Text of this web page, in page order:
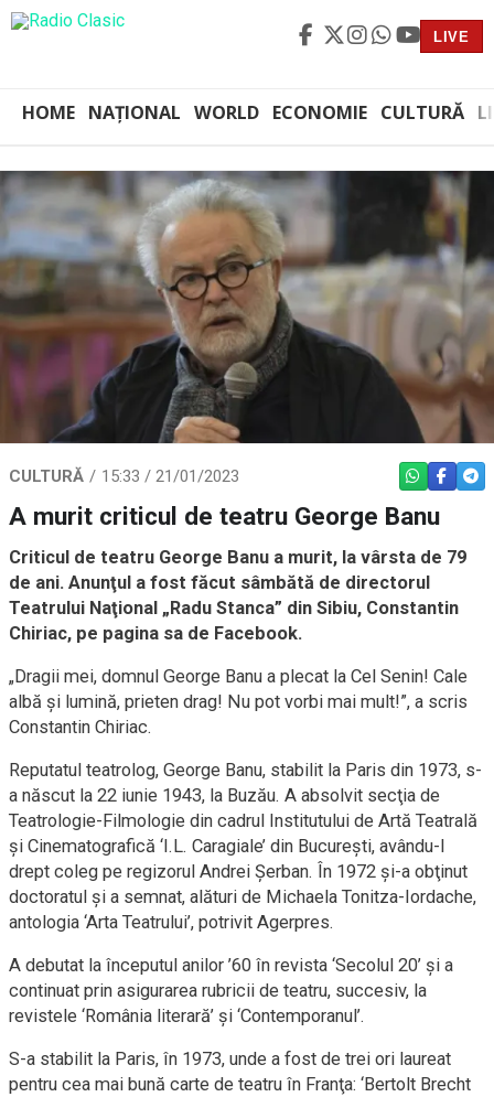
LIVE
HOME NAȚIONAL WORLD ECONOMIE CULTURĂ
CULTURĂ 15:33 / 21/01/2023 WHATSAPP
A murit criticul de teatru George Banu
Criticul de teatru George Banu a murit, la vârsta de 79
de ani. Anunţul a fost făcut sâmbătă de directorul
Teatrului Naţional „Radu Stanca” din Sibiu, Constantin
Chiriac, pe pagina sa de Facebook.
„Dragii mei, domnul George Banu a plecat la Cel Senin! Cale
albă şi lumină, prieten drag! Nu pot vorbi mai mult!”, a scris
Constantin Chiriac.
Reputatul teatrolog, George Banu, stabilit la Paris din 1973, s-
a născut la 22 iunie 1943, la Buzău. A absolvit secţia de
Teatrologie-Filmologie din cadrul Institutului de Artă Teatrală
şi Cinematografică ‘I.L. Caragiale’ din Bucureşti, avându-l
drept coleg pe regizorul Andrei Şerban. În 1972 şi-a obţinut
doctoratul şi a semnat, alături de Michaela Tonitza-Iordache,
antologia ‘Arta Teatrului’, potrivit Agerpres.
A debutat la începutul anilor ’60 în revista ‘Secolul 20’ şi a
continuat prin asigurarea rubricii de teatru, succesiv, la
revistele ‘România literară’ şi ‘Contemporanul’.
S-a stabilit la Paris, în 1973, unde a fost de trei ori laureat
pentru cea mai bună carte de teatru în Franţa: ‘Bertolt Brecht